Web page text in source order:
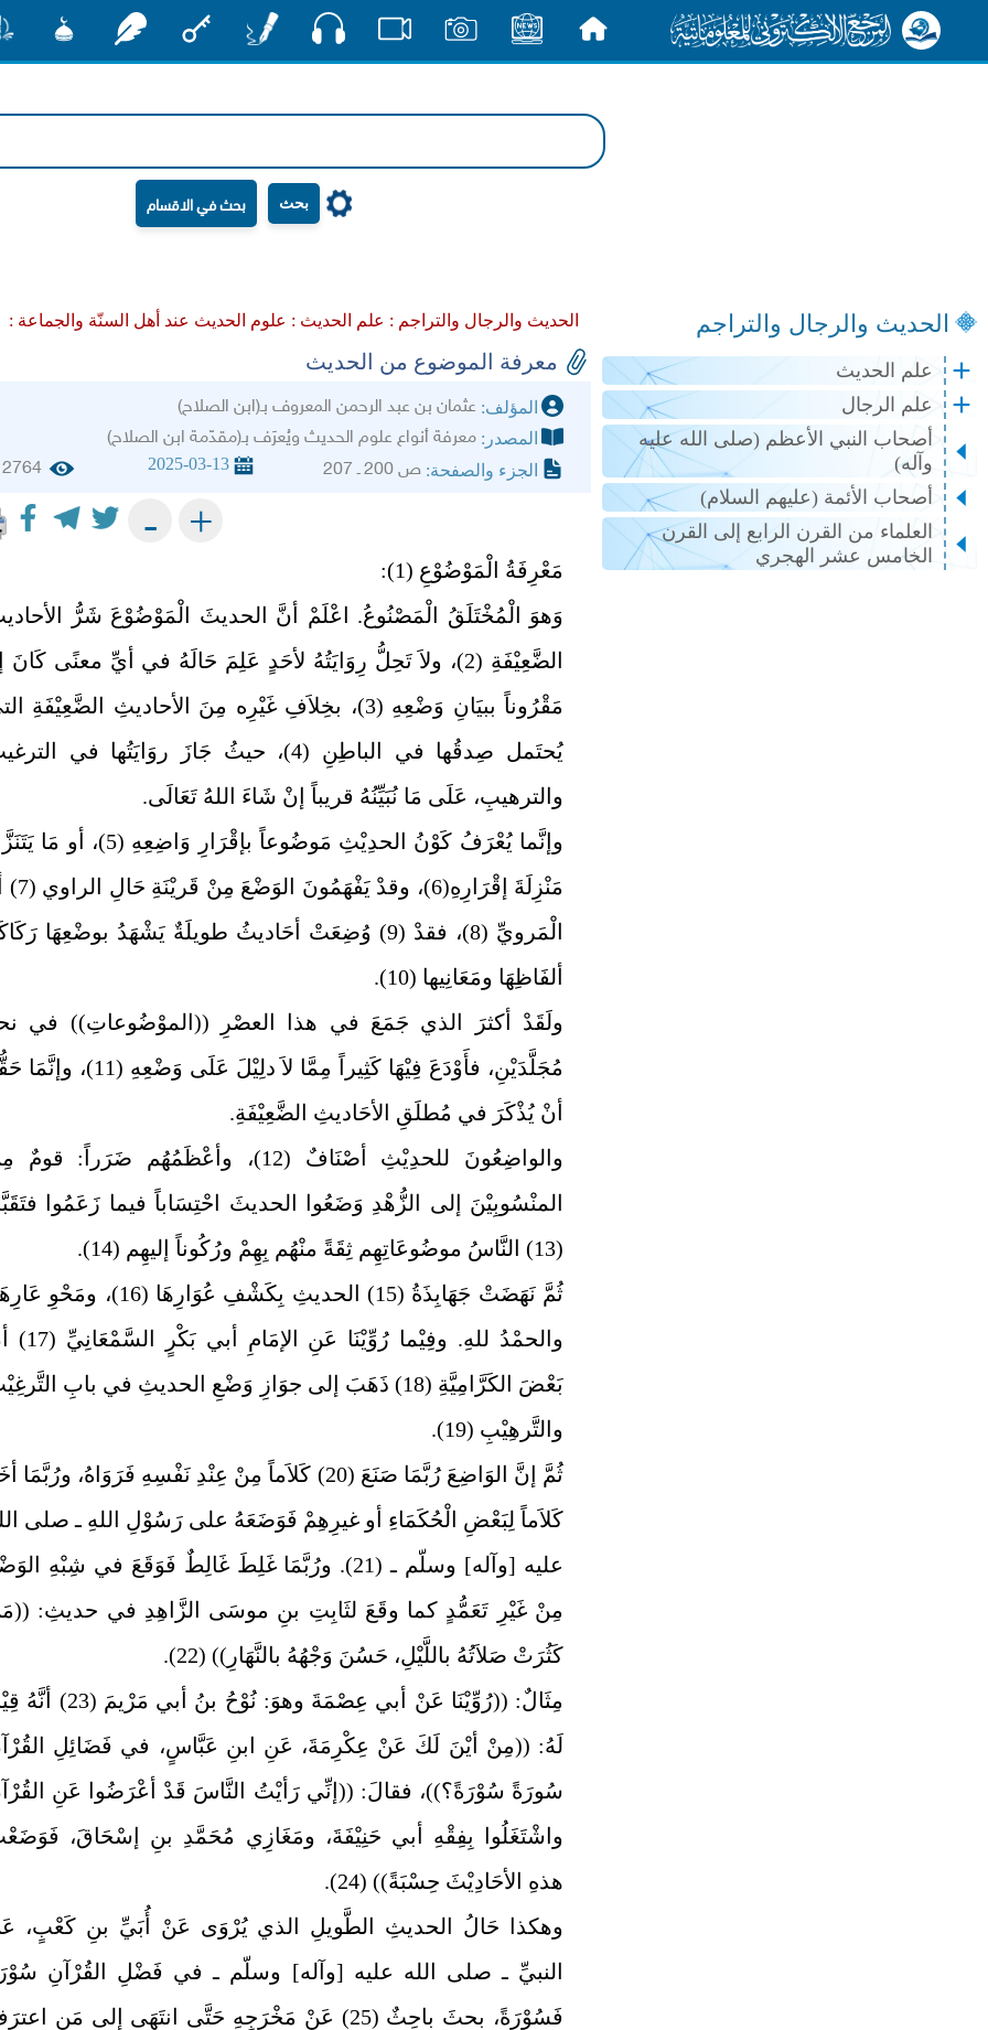
بحث
الحديث والرجال والتراجم
علم الحديث
علم الرجال
أصحاب النبي الأعظم (صلى الله عليه
وآله)
أصحاب الأئمة (عليهم السلام)
العلماء من القرن الرابع إلى القرن
الخامس عشر الهجري
الحديث والرجال والتراجم : علم الحديث : علوم الحديث عند أهل السنّة والجماعة :
معرفة الموضوع من الحديث
المؤلف: عثمان بن عبد الرحمن المعروف بـ(ابن الصلاح)
المصدر: معرفة أنواع علوم الحديث ويُعرَف بـ(مقدّمة ابن الصلاح)
الجزء والصفحة: ص 200 ـ 207 2025-03-13
2764
+
-
مَعْرِفَةُ الْمَوْضُوْعِ (1):
وَهوَ الْمُخْتَلَقُ الْمَصْنُوعُ. اعْلَمْ أنَّ الحديثَ الْمَوْضُوْعَ شَرُّ
الضَّعِيْفَةِ (2)، ولاَ تَحِلُّ رِوَايَتُهُ لأحَدٍ عَلِمَ حَالَهُ في أيِّ معنًى كَانَ
مَقْرُوناً ببيَانِ وَضْعِهِ (3)، بخِلاَفِ غَيْرِه مِنَ الأحاديثِ الضَّعِيْفَةِ
يُحتَمل صِدقُها في الباطِنِ (4)، حيثُ جَازَ روَايَتُها في
والترهيبِ، عَلَى مَا نُبَيِّنُهُ قريباً إنْ شَاءَ اللهُ تَعَالَى.
وإنَّما يُعْرَفُ كَوْنُ الحدِيْثِ مَوضُوعاً بإقْرَارِ وَاضِعِهِ (5)، أو
مَنْزِلَةَ إقْرَارِهِ(6)، وقدْ
الْمَرويِّ (8)، فقدْ (9) وُضِعَتْ أحَاديثُ طويلَةٌ يَشْهَدُ بوضْعِهَا
ألفَاظِهَا ومَعَانِيها (10).
ولَقَدْ أكثرَ الذي جَمَعَ في هذا العصْرِ ((الموْضُوعاتِ)) في
مُجَلَّدَيْنِ، فأَوْدَعَ فِيْهَا كَثِيراً مِمَّا لاَ دلِيْلَ عَلَى وَضْعِهِ (11)،
أنْ يُذْكَرَ في مُطلَقِ الأحَاديثِ الضَّعِيْفَةِ.
والواضِعُونَ للحدِيْثِ أصْنَافٌ (12)، وأعْظَمُهُم ضَرَراً:
المنْسُوبِيْنَ إلى الزُّهْدِ وَضَعُوا الحديثَ احْتِسَاباً فيما زَعَمُوا
(13) النَّاسُ موضُوعَاتِهِم ثِقَةً منْهُم بِهِمْ ورُكُوناً إليهِم (14).
ثُمَّ نَهَضَتْ جَهَابِذَةُ (15) الحديثِ بِكَشْفِ عُوَارِهَا (16)، ومَحْوِ
والحمْدُ للهِ. وفِيْما رُوِّيْنَا عَنِ
بَعْضَ الكَرَّامِيَّةِ (18) ذَهَبَ إلى جوَازِ وَضْعِ الحديثِ في بابِ
والتَّرهِيْبِ (19).
ثُمَّ إنَّ الوَاضِعَ رُبَّمَا صَنَعَ (20) كَلاَماً مِنْ عِنْدِ نَفْسِهِ فَرَوَاهُ، ورُبَّمَا
كَلاَماً لِبَعْضِ الْحُكَمَاءِ أو غيرِهِمْ فَوَضَعَهُ على رَسُوْلِ اللهِ ـ صلى
عليه [وآله] وسلّم ـ (21). ورُبَّمَا غَلِطَ غَالِطٌ فَوَقَعَ في شِبْهِ
مِنْ غَيْرِ تَعَمُّدٍ كما وقَعَ لثَابِتِ بنِ موسَى الزَّاهِدِ في حديثِ:
كَثُرَتْ صَلاَتُهُ باللَّيْلِ، حَسُنَ وَجْهُهُ بالنَّهَارِ)) (22).
مِثَالٌ: ((رُوِّيْنَا عَنْ أبي عِصْمَةَ وهوَ: نُوْحُ بنُ أبي
لَهُ: ((مِنْ أيْنَ لَكَ عَنْ عِكْرِمَةَ، عَنِ ابنِ عَبَّاسٍ، في فَضَائِلِ
سُورَةً سُوْرَةً؟))، فقالَ: ((إنِّي رَأيْتُ النَّاسَ قَدْ أعْرَضُوا عَنِ
واشْتَغَلُوا بِفِقْهِ أبي حَنِيْفَةَ، ومَغَازِي مُحَمَّدِ بنِ إسْحَاقَ،
هذهِ الأحَادِيْثَ حِسْبَةً)) (24).
وهكذا حَالُ الحديثِ الطَّويلِ الذي يُرْوَى عَنْ أُبَيِّ بنِ كَعْبٍ،
النبيِّ ـ صلى الله عليه [وآله] وسلّم ـ في فَضْلِ القُرْآنِ
فَسُوْرَةً، بحثَ باحِثٌ (25) عَنْ مَخْرَجِهِ حَتَّى انتَهَى إلى مَنِ